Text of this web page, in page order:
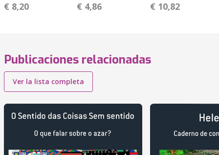
€ 8,20 € 4,86 € 10,82
Publicaciones relacionadas
Ver la lista completa